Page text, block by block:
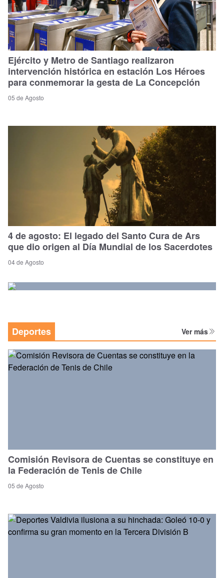
Ejército y Metro de Santiago realizaron
intervención histórica en estación Los Héroes
para conmemorar la gesta de La Concepción
05 de Agosto
4 de agosto: El legado del Santo Cura de Ars
que dio origen al Día Mundial de los Sacerdotes
04 de Agosto
Deportes Ver más
Comisión Revisora de Cuentas se constituye en
la Federación de Tenis de Chile
05 de Agosto